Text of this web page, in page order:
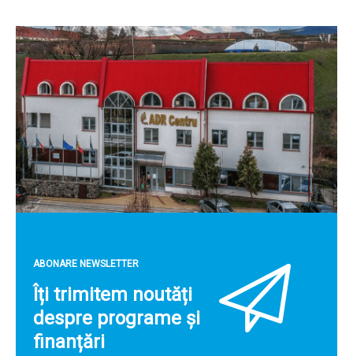
ABONARE NEWSLETTER
Îți trimitem noutăți
despre programe și
finanțări